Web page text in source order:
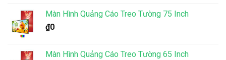
Màn Hình Quảng Cáo Treo Tường 75 Inch
₫0
Màn Hình Quảng Cáo Treo Tường 65 Inch